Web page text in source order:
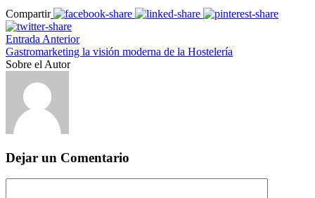
Compartir
Entrada Anterior
Gastromarketing la visión moderna de la Hostelería
Sobre el Autor
Dejar un Comentario